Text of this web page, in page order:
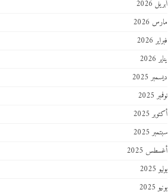
أبريل 2026
مارس 2026
فبراير 2026
يناير 2026
ديسمبر 2025
نوفمبر 2025
أكتوبر 2025
سبتمبر 2025
أغسطس 2025
يوليو 2025
يونيو 2025